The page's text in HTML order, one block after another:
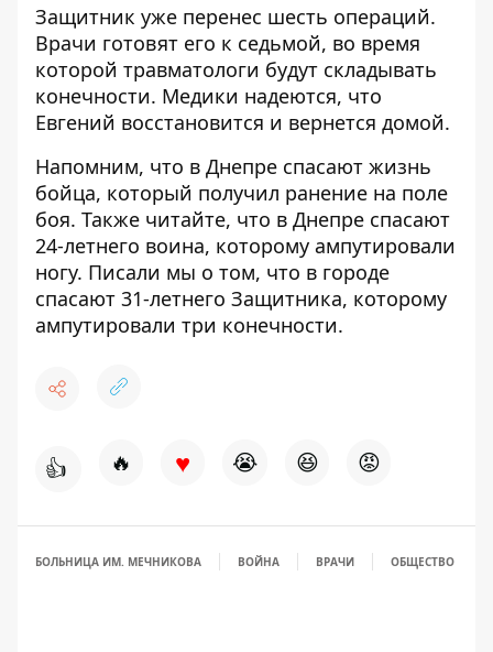
Защитник уже перенес шесть операций.
Врачи готовят его к седьмой, во время
которой травматологи будут складывать
конечности. Медики надеются, что
Евгений восстановится и вернется домой.
Напомним, что в Днепре спасают жизнь
бойца, который получил ранение на поле
боя. Также читайте, что в Днепре спасают
24-летнего воина, которому ампутировали
ногу. Писали мы о том, что в городе
спасают 31-летнего Защитника, которому
ампутировали три конечности.
👍 🔥 ♥ 😭 😆 😡
БОЛЬНИЦА ИМ. МЕЧНИКОВА ВОЙНА ВРАЧИ ОБЩЕСТВО